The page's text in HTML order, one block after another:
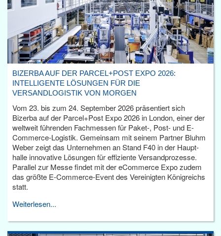
BIZERBA AUF DER PARCEL+POST EXPO 2026:
INTELLIGENTE LÖSUNGEN FÜR DIE
VERSANDLOGISTIK VON MORGEN
Vom 23. bis zum 24. September 2026 präsentiert sich
Bizerba auf der Parcel+Post Expo 2026 in London, einer der
weltweit führenden Fachmessen für Paket-, Post- und E-
Commerce-Logistik. Gemeinsam mit seinem Partner Bluhm
Weber zeigt das Unternehmen an Stand F40 in der Haupt­
halle innovative Lösungen für effiziente Versandprozesse.
Parallel zur Messe findet mit der eCommerce Expo zudem
das größte E-Commerce-Event des Vereinigten Königreichs
statt.
Weiterlesen...